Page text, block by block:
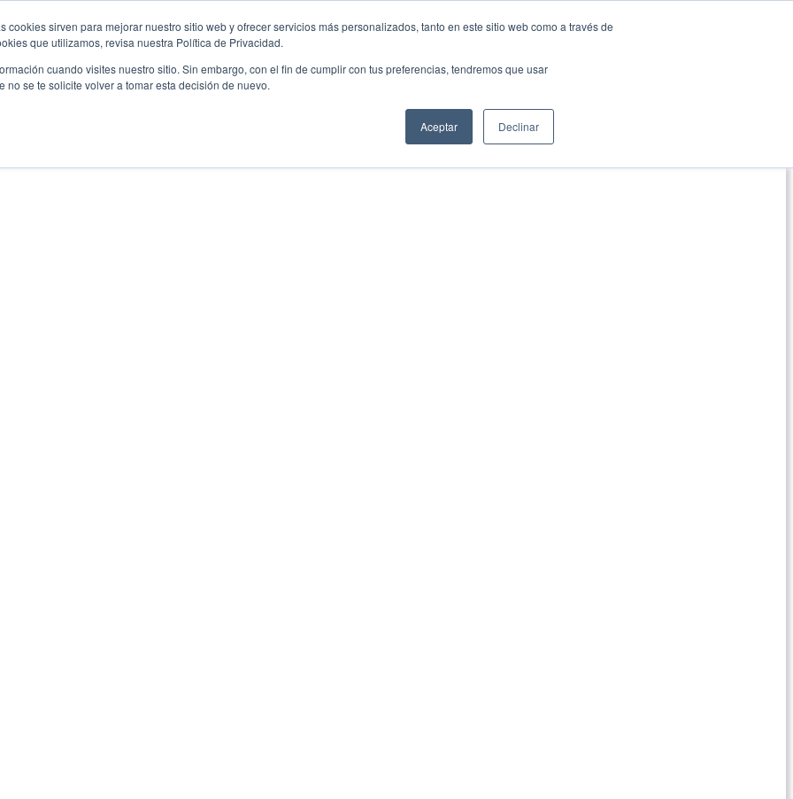
cookies sirven para mejorar nuestro sitio web y ofrecer servicios más personalizados, tanto en este sitio web como a través de
que utilizamos, revisa nuestra Política de Privacidad.
cuando visites nuestro sitio. Sin embargo, con el fin de cumplir con tus preferencias, tendremos que usar
se te solicite volver a tomar esta decisión de nuevo.
Aceptar Declinar